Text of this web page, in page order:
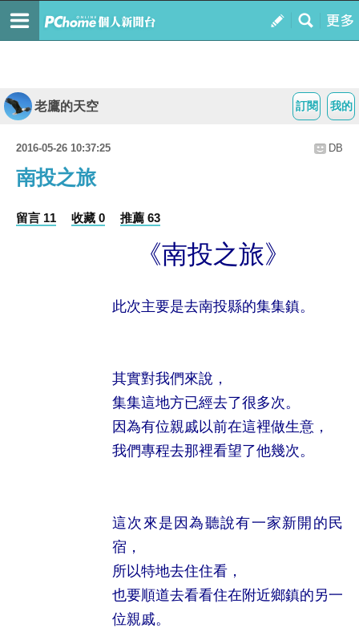
我的
訂閱
老鷹的天空
2016-05-26 10:37:25 DB
南投之旅
留言 11 收藏 0 推薦 63
《南投之旅》
此次主要是去南投縣的集集鎮。
其實對我們來說，
集集這地方已經去了很多次。
因為有位親戚以前在這裡做生意，
我們專程去那裡看望了他幾次。
這次來是因為聽說有一家新開的民
宿，
所以特地去住住看，
也要順道去看看住在附近鄉鎮的另一
位親戚。